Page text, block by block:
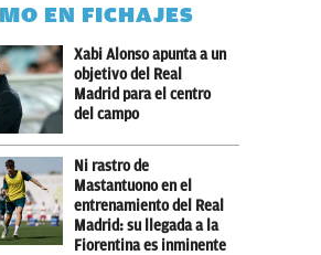
EN FICHAJES
Xabi Alonso apunta a un
objetivo del Real
Madrid para el centro
del campo
Ni rastro de
Mastantuono en el
entrenamiento del Real
Madrid: su llegada a la
Fiorentina es inminente